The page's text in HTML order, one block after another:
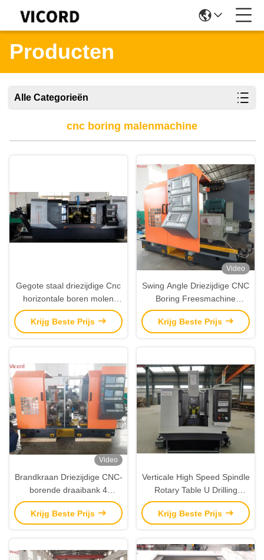
Producten
Alle Categorieën
cnc boring malenmachine
Gegote staal driezijdige Cnc
horizontale boren molen
machine 10.8T
Krijg Beste Prijs
Video
Swing Angle Driezijdige CNC
Boring Freesmachine
Draaiwiel 5800kg
Krijg Beste Prijs
Video
Brandkraan Driezijdige CNC-
borende draaibank 4
versnellingsmotor 24N.M
Krijg Beste Prijs
Verticale High Speed Spindle
Rotary Table U Drilling
Machine 15N.M 4.0kw
Spindle Servo Motor
Krijg Beste Prijs